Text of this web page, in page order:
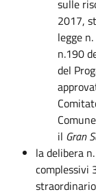
sulle
2017,
legge
n.190
del
il Gran
la delibera
complessivi